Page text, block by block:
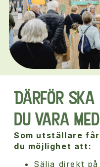
Därför ska
du vara med
Som utställare får
du möjlighet att:
Sälja direkt på